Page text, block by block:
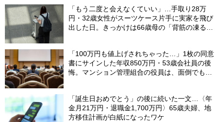
「もう二度と会えなくていい」…手取り28万
円・32歳女性がスーツケース片手に実家を飛び
出した日。きっかけは66歳母の「背筋の凍る一
「100万円も値上げされちゃった…」1枚の同意
書にサインした年収850万円・53歳会社員の後
悔。マンション管理組合の役員は、面倒でも自
「誕生日おめでとう」の後に続いた一文…〈年
金月21万円・退職金1,700万円〉65歳夫婦、地
方移住計画が白紙になったワケ